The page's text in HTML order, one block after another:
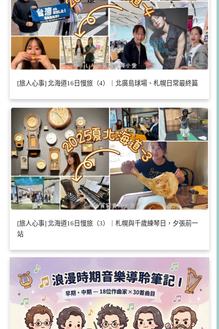
[旅人心事] 北海道16日慢旅（4）｜北廣島球場、札幌日常最終篇
[旅人心事] 北海道16日慢旅（3）｜札幌與千歲練琴日，夕張前一
站